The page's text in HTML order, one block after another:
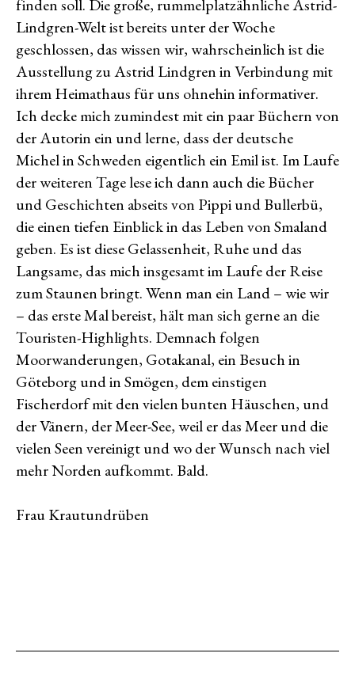
finden soll. Die große, rummelplatzähnliche Astrid-
Lindgren-Welt ist bereits unter der Woche
geschlossen, das wissen wir, wahrscheinlich ist die
Ausstellung zu Astrid Lindgren in Verbindung mit
ihrem Heimathaus für uns ohnehin informativer.
Ich decke mich zumindest mit ein paar Büchern von
der Autorin ein und lerne, dass der deutsche
Michel in Schweden eigentlich ein Emil ist. Im Laufe
der weiteren Tage lese ich dann auch die Bücher
und Geschichten abseits von Pippi und Bullerbü,
die einen tiefen Einblick in das Leben von Smaland
geben. Es ist diese Gelassenheit, Ruhe und das
Langsame, das mich insgesamt im Laufe der Reise
zum Staunen bringt. Wenn man ein Land – wie wir
– das erste Mal bereist, hält man sich gerne an die
Touristen-Highlights. Demnach folgen
Moorwanderungen, Gotakanal, ein Besuch in
Göteborg und in Smögen, dem einstigen
Fischerdorf mit den vielen bunten Häuschen, und
der Vänern, der Meer-See, weil er das Meer und die
vielen Seen vereinigt und wo der Wunsch nach viel
mehr Norden aufkommt. Bald.
Frau Krautundrüben